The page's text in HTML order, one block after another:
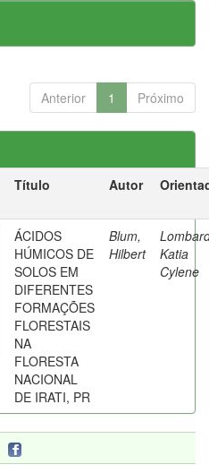
Anterior 1 Próximo
Título Autor
ÁCIDOS
HÚMICOS DE
SOLOS EM
DIFERENTES
FORMAÇÕES
FLORESTAIS
NA
FLORESTA
NACIONAL
DE IRATI, PR
Blum,
Hilbert
Katia
Cylene